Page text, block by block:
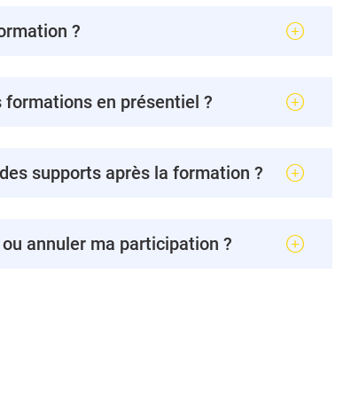
?
en présentiel ?
supports après la formation ?
annuler ma participation ?